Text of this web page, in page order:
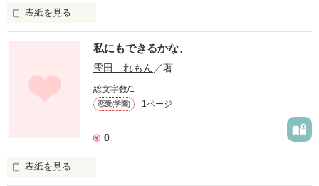
表紙を見る
最初はちょっと無愛想で嫌な奴って思ってたのに―――。
私にもできるかな、
雫田 れもん ／著
総文字数/1
恋愛(学園) 1ページ
0
表紙を見る